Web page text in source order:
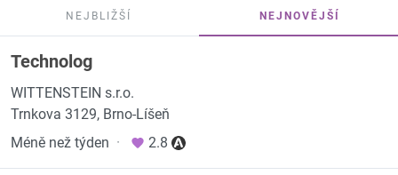
NEJBLIŽŠÍ NEJNOVĚJŠÍ
Technolog
WITTENSTEIN s.r.o.
Trnkova 3129, Brno-Líšeň
Méně než týden · 2.8